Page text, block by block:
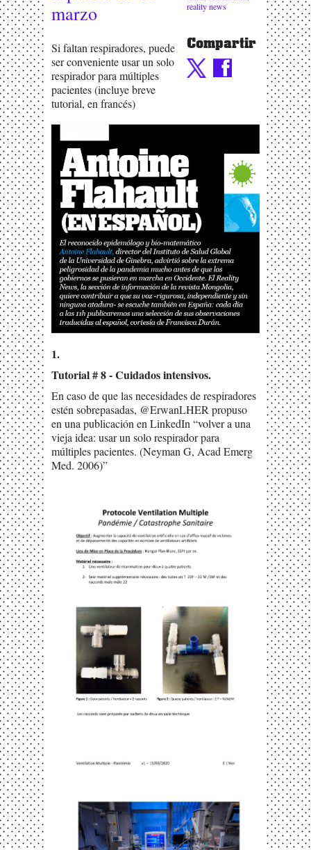
marzo
Si faltan respiradores, puede
ser conveniente usar un solo
respirador para múltiples
pacientes (incluye breve
tutorial, en francés)
reality news
Compartir
1.
Tutorial # 8 - Cuidados intensivos.
En caso de que las necesidades de respiradores
estén sobrepasadas, @ErwanLHER propuso
en una publicación en LinkedIn “volver a una
vieja idea: usar un solo respirador para
múltiples pacientes. (Neyman G, Acad Emerg
Med. 2006)”